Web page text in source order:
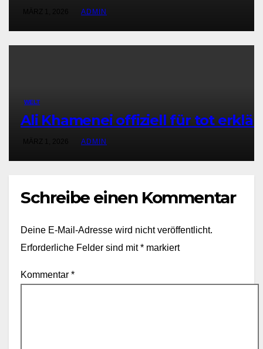
ADMIN
WELT
Ali Khamenei offiziell für tot
MÄRZ 1, 2026 ADMIN
Schreibe einen Kommentar
Deine E-Mail-Adresse wird nicht veröffentlicht.
Erforderliche Felder sind mit* markiert
Kommentar *